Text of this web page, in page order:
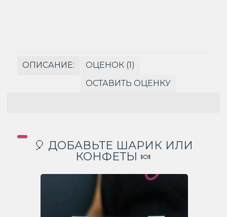
ОПИСАНИЕ:
ОЦЕНОК (1)
ОСТАВИТЬ ОЦЕНКУ
🎈 ДОБАВЬТЕ ШАРИК ИЛИ
КОНФЕТЫ 🍬